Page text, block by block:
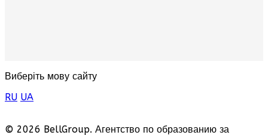
Виберіть мову сайту
RU UA
© 2026 BellGroup. Агентство по образованию за